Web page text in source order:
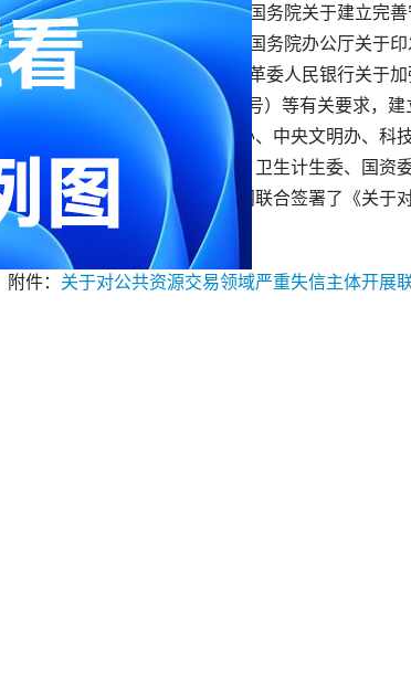
知》（国发〔2014
号）、《国务院关于建立完
见》（国发〔
〕33号）、《国务院办公厅关于
〔 2015〕 63号）、《国家发展改革委人民银行关于
见》（发改财金规〔
1798
号）等有关要求，
民银行、中央组织部、中央编办、中央文明办、科
交通运输部、水利部、商务部、卫生计生委、国资
务员局、铁路局、民航局等部门联合签署了《关于
发你们，请认真贯彻执行。
附件： 关于对公共资源交易领域严重失信主体开展